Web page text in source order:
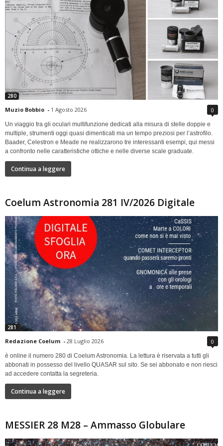
280
Muzio Bobbio - 1 Agosto 2026 0
Un viaggio tra gli oculari multifunzione dedicati alla misura di stelle doppie e
multiple, strumenti oggi quasi dimenticati ma un tempo preziosi per l’astrofilo.
Baader, Celestron e Meade ne realizzarono tre interessanti esempi, qui messi
a confronto nelle caratteristiche ottiche e nelle diverse scale graduate.
Continua a leggere
Coelum Astronomia 281 IV/2026 Digitale
281
Redazione Coelum - 28 Luglio 2026 0
è online il numero 280 di Coelum Astronomia. La lettura è riservata a tutti gli
abbonati in possesso del livello QUASAR sul sito. Se sei abbonato e non riesci
ad accedere contatta la segreteria.
Continua a leggere
MESSIER 28 M28 – Ammasso Globulare